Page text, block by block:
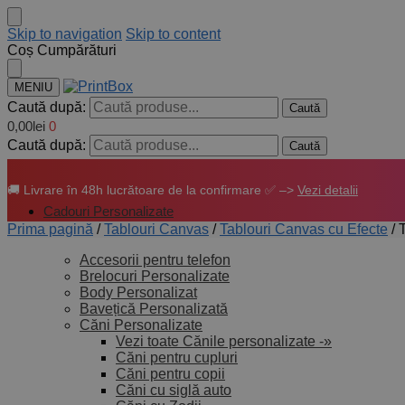
Skip to navigation Skip to content
Coș Cumpărături
MENIU
Caută după: Caută
0,00lei 0
Caută după:
Caută
Cadouri Personalizate
Accesorii pentru telefon
Brelocuri Personalizate
Body Personalizat
Bavețică Personalizată
Căni Personalizate
Vezi toate Cănile personalizate -»
Căni pentru cupluri
Căni pentru copii
Căni cu siglă auto
🚚 Livrare în 48h lucrătoare de la confirmare ✅ –> Vezi detalii
Prima pagină /Tablouri Canvas /Tablouri Canvas cu Efecte /